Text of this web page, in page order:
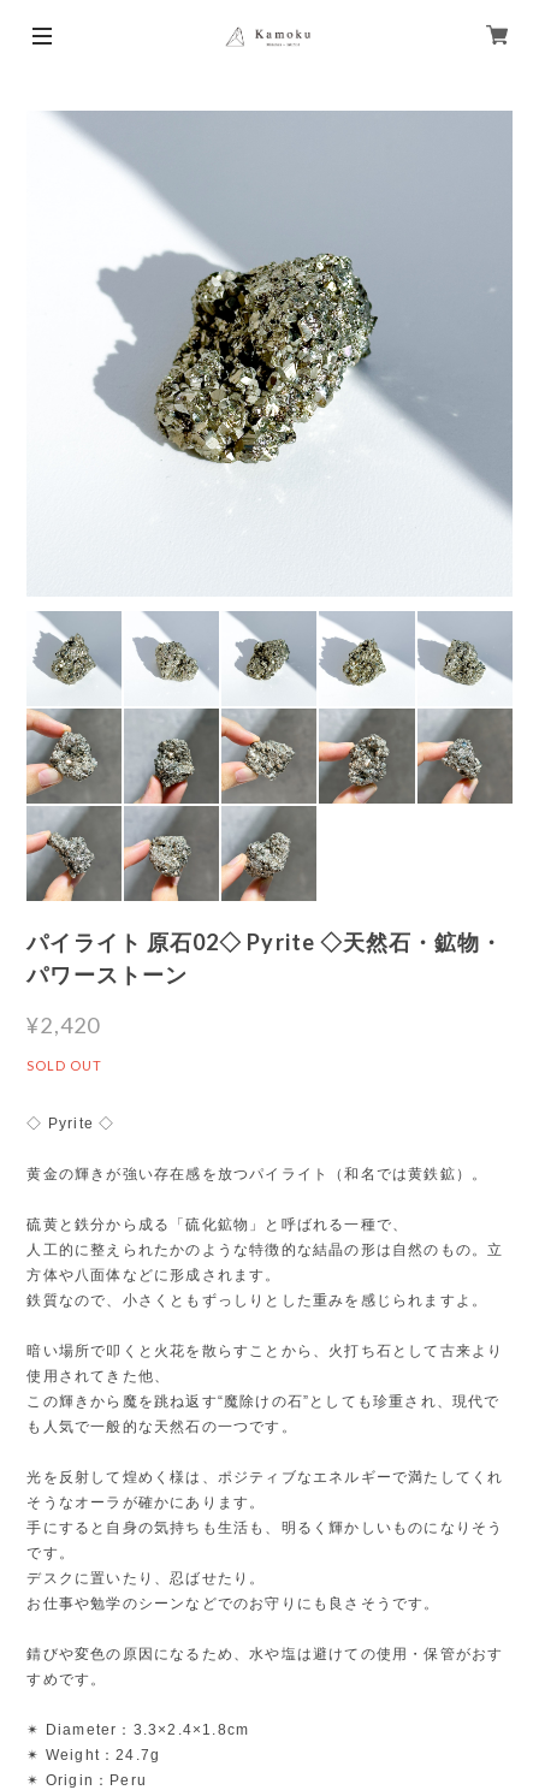
パイライト 原石02◇ Pyrite ◇天然石・鉱物・
パワーストーン
¥2,420
SOLD OUT
◇ Pyrite ◇
黄金の輝きが強い存在感を放つパイライト（和名では黄鉄鉱）。
硫黄と鉄分から成る「硫化鉱物」と呼ばれる一種で、
人工的に整えられたかのような特徴的な結晶の形は自然のもの。立
方体や八面体などに形成されます。
鉄質なので、小さくともずっしりとした重みを感じられますよ。
暗い場所で叩くと火花を散らすことから、火打ち石として古来より
使用されてきた他、
この輝きから魔を跳ね返す“魔除けの石”としても珍重され、現代で
も人気で一般的な天然石の一つです。
光を反射して煌めく様は、ポジティブなエネルギーで満たしてくれ
そうなオーラが確かにあります。
手にすると自身の気持ちも生活も、明るく輝かしいものになりそう
です。
デスクに置いたり、忍ばせたり。
お仕事や勉学のシーンなどでのお守りにも良さそうです。
錆びや変色の原因になるため、水や塩は避けての使用・保管がおす
すめです。
✴︎ Diameter：3.3×2.4×1.8cm
✴︎ Weight：24.7g
✴︎ Origin：Peru